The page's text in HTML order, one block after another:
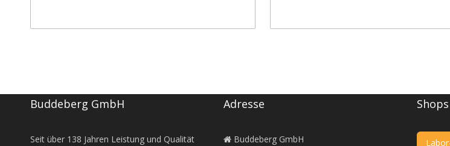
Buddeberg GmbH
Seit über 138 Jahren Leistung und Qualität
Adresse
Buddeberg GmbH
Shops